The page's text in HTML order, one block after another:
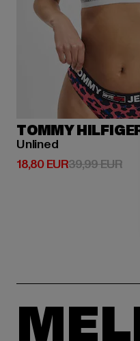
TOMMY
Unlined
18,80 EUR
Derzeitiger Preis: 18,80
39,99 EUR